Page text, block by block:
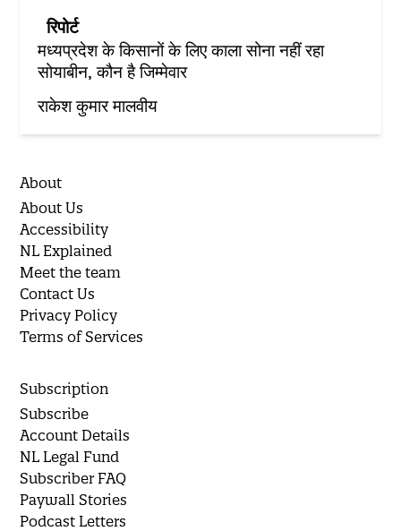
रिपोर्ट
मध्यप्रदेश के किसानों के लिए काला सोना नहीं रहा
सोयाबीन, कौन है जिम्मेवार
राकेश कुमार मालवीय
About
About Us
Accessibility
NL Explained
Meet the team
Contact Us
Privacy Policy
Terms of Services
Subscription
Subscribe
Account Details
NL Legal Fund
Subscriber FAQ
Paywall Stories
Podcast Letters